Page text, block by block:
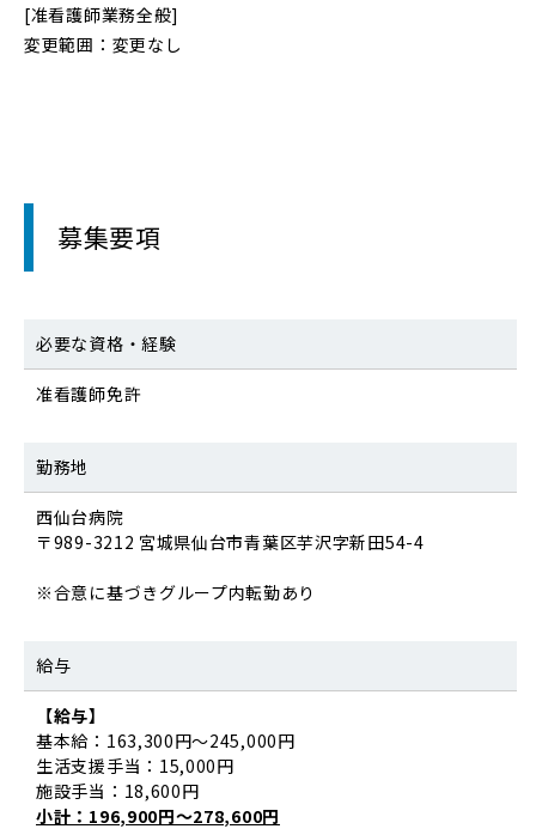
[准看護師業務全般]
変更範囲：変更なし
募集要項
必要な資格・経験
准看護師免許
勤務地
西仙台病院
〒989-3212 宮城県仙台市青葉区芋沢字新田54-4
※合意に基づきグループ内転勤あり
給与
【給与】
基本給：163,300円～245,000円
生活支援手当：15,000円
施設手当：18,600円
小計：196,900円～278,600円